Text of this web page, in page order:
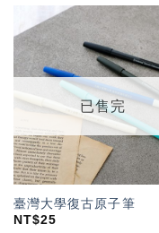
已售完
臺灣大學復古原子筆
NT$25